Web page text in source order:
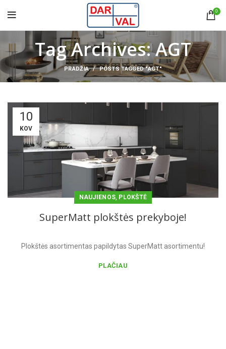
0
Tag Archives: AGT
PRADŽIA POSTS TAGGED "AGT"
10
KOV
NAUJIENOS, PLOKŠTĖ
SuperMatt plokštės prekyboje!
Plokštės asortimentas papildytas SuperMatt asortimentu!
PLAČIAU